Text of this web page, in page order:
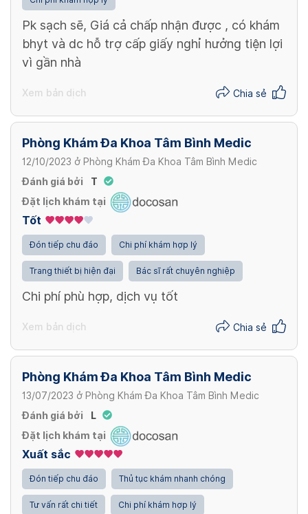
Xem thêm
Chụp Xquang mặt thấp [ Số hóa 1 phim ]
120,000 VND/ lần
Pk sạch sẽ, Giá cả chấp nhận được , có khám
bhyt và dc hỗ trợ cấp giấy nghỉ hưởng tiện lợi
vì gần nhà
Xem bản dịch Chia sẻ
Phòng Khám Đa Khoa Tâm Bình Medic
12/10/2023 ở Phòng Khám Đa Khoa Tâm Bình Medic
Đánh giá bởi
T
Đặt lịch khám tại
Tốt
Đón tiếp chu đáo Chi phí khám hợp lý
Trang thiết bị hiện đại Bác sĩ rất chuyên nghiệp
Chi phí phù hợp, dịch vụ tốt
Xem bản dịch Chia sẻ
Phòng Khám Đa Khoa Tâm Bình Medic
13/07/2023 ở Phòng Khám Đa Khoa Tâm Bình Medic
Đánh giá bởi
L
Đặt lịch khám tại
Xuất sắc
Đón tiếp chu đáo Thủ tục khám nhanh chóng
Tư vấn rất chi tiết Chi phí khám hợp lý